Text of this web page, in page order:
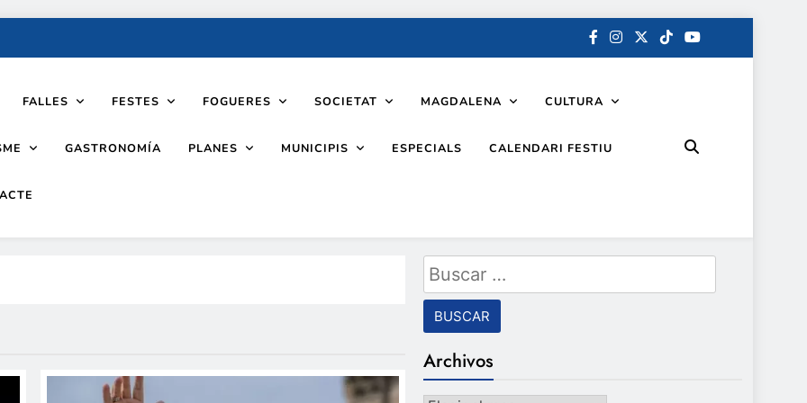
FALLES FESTES FOGUERES SOCIETAT MAGDALENA CULTURA
GASTRONOMÍA PLANES MUNICIPIS ESPECIALS CALENDARI FESTIU
Buscar:
Archivos